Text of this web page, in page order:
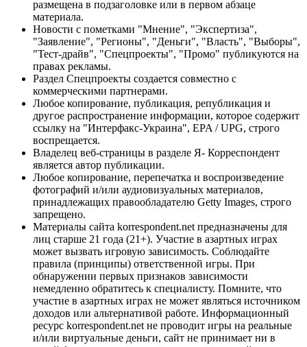
размещена в подзаголовке или в первом абзаце
материала.
Новости с пометками "Мнение", "Экспертиза",
"Заявление", "Регионы", "Деньги", "Власть", "Выборы",
"Тест-драйв", "Спецпроекты", "Промо" публикуются на
правах рекламы.
Раздел Спецпроекты создается совместно с
коммерческими партнерами.
Любое копирование, публикация, републикация и
другое распространение информации, которое содержит
ссылку на "Интерфакс-Украина", EPA / UPG, строго
воспрещается.
Владелец веб-страницы в разделе Я- Корреспондент
является автор публикации.
Любое копирование, перепечатка и воспроизведение
фотографий и/или аудиовизуальных материалов,
принадлежащих правообладателю Getty Images, строго
запрещено.
Материалы сайта korrespondent.net предназначены для
лиц старше 21 года (21+). Участие в азартных играх
может вызвать игровую зависимость. Соблюдайте
правила (принципы) ответственной игры. При
обнаружении первых признаков зависимости
немедленно обратитесь к специалисту. Помните, что
участие в азартных играх не может являться источником
доходов или альтернативой работе. Информационный
ресурс korrespondent.net не проводит игры на реальные
и/или виртуальные деньги, сайт не принимает ни в